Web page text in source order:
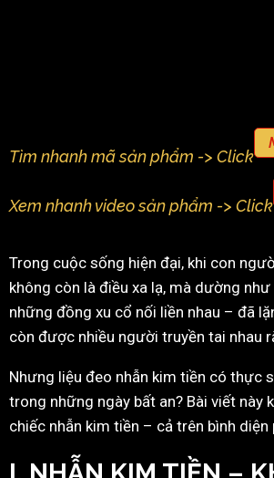
Tìm nhanh mã sản phẩm -> Click
Xem nhanh video sản phẩm -> Click
Trong cuộc sống hiện đại, khi con
không còn là điều xa lạ, mà dường
những đồng xu cổ nối liền nhau – đã
còn được nhiều người truyền tai nhau
Nhưng liệu đeo nhẫn kim tiền có thực
trong những ngày bất an? Bài viết này
chiếc nhẫn kim tiền – cả trên bình